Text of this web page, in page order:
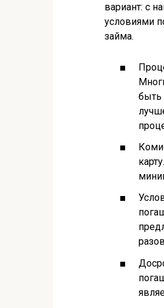
вариант: с
условиями
займа.
быть